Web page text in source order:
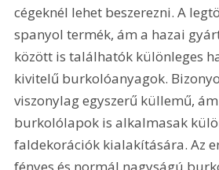
cégeknél lehet beszerezni. A
spanyol termék, ám a hazai
között is találhatók különleges
kivitelű burkolóanyagok.
viszonylag egyszerű küllemű,
burkolólapok is alkalmasak
faldekorációk kialakítására. Az
fényes és normál nagyságú